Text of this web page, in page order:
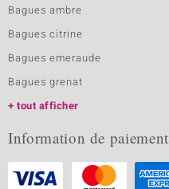
Bagues ambre
Bagues citrine
Bagues emeraude
Bagues grenat
tout afficher
Information de paiement